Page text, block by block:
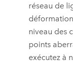
réseau de
niveau des
points
exécutez à